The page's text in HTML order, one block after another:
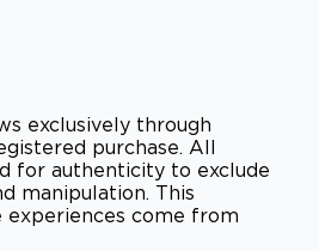
exclusively through
purchase. All
for authenticity to exclude
manipulation. This
experiences come from